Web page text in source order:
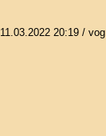
11.03.2022 20:19/ vog